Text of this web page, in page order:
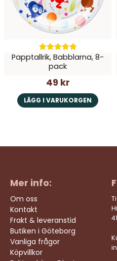
Papptallrik, Babblarna, 8-
pack
49 kr
LÄGG I VARUKORGEN
Mer info:
Om oss
Kontakt
Frakt & leveranstid
Butiken i Göteborg
Vanliga frågor
Köpvillkor